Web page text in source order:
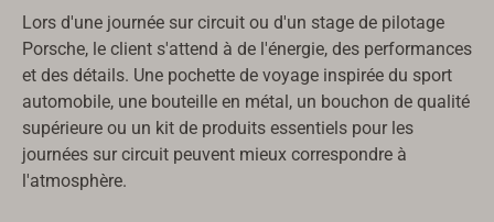
Lors d'une journée sur circuit ou d'un stage de pilotage
Porsche, le client s'attend à de l'énergie, des performances
et des détails. Une pochette de voyage inspirée du sport
automobile, une bouteille en métal, un bouchon de qualité
supérieure ou un kit de produits essentiels pour les
journées sur circuit peuvent mieux correspondre à
l'atmosphère.
Dansk
Suomi
한국어
Ελληνικά
עִבְרִית